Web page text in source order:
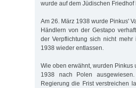
wurde auf dem Jüdischen
Am 26. März 1938 wurde Pinkus'
Händlern von der Gestapo
der Verpflichtung sich nicht
1938 wieder entlassen.
Wie oben erwähnt, wurden Pinkus
1938 nach Polen
Regierung die Frist verstreichen